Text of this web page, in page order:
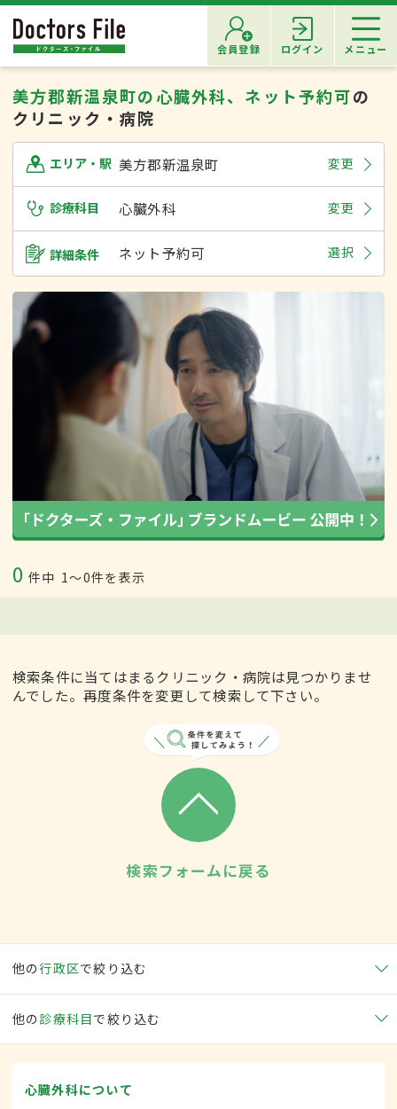
会員登録 ログイン メニュー
美方郡新温泉町の心臓外科、ネット予約可の
クリニック・病院
エリア・駅 美方郡新温泉町 変更
診療科目 心臓外科 変更
詳細条件 ネット予約可 選択
0 件中 1〜0件を表示
検索条件に当てはまるクリニック・病院は見つかりませ
んでした。再度条件を変更して検索して下さい。
検索フォームに戻る
他の行政区で絞り込む
他の 診療科目で絞り込む
心臓外科について